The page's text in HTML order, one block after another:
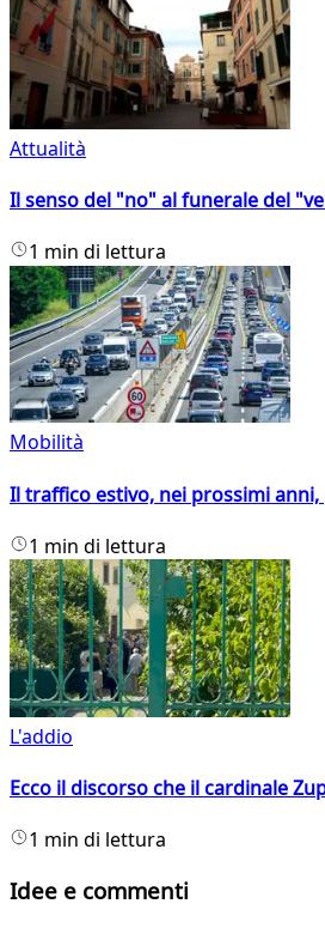
Attualità
Il senso del "no" al funerale del
1 min di lettura
Mobilità
Il traffico estivo, nei prossimi
1 min di lettura
L'addio
Ecco il discorso che il cardinale
1 min di lettura
Idee e commenti